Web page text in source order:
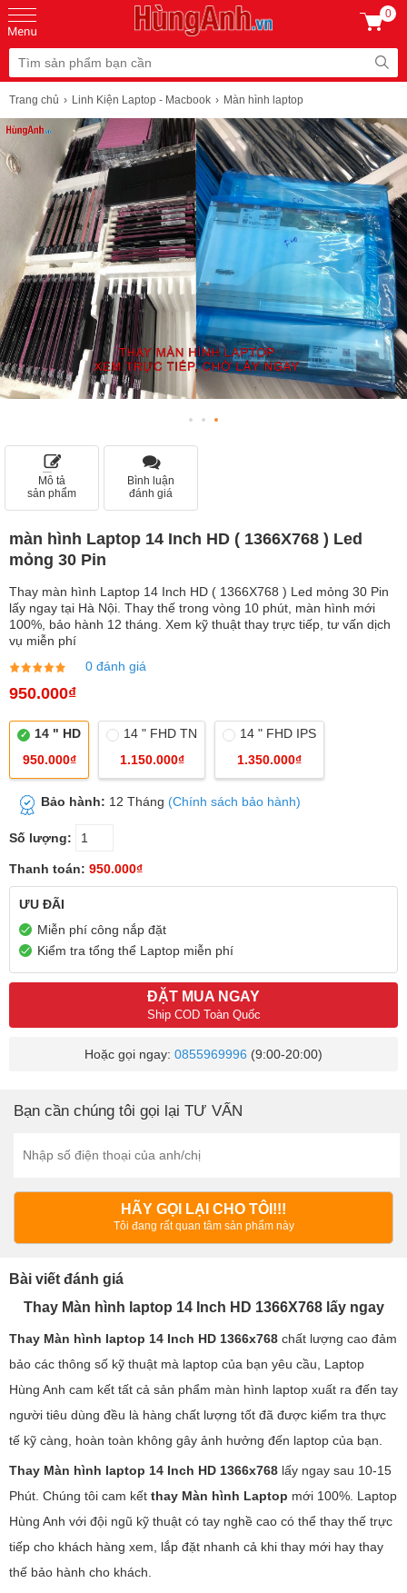
0
Trang chủ Linh Kiện Laptop - Macbook Màn hình laptop
Mô tả
sản phẩm
Bình luận
đánh giá
màn hình Laptop 14 Inch HD ( 1366X768 ) Led
mỏng 30 Pin
Thay màn hình Laptop 14 Inch HD ( 1366X768 ) Led mỏng 30 Pin
lấy ngay tại Hà Nội. Thay thế trong vòng 10 phút, màn hình mới
100%, bảo hành 12 tháng. Xem kỹ thuật thay trực tiếp, tư vấn dịch
vụ miễn phí
0 đánh giá
950.000₫
14 " HD
950.000₫
14 " FHD TN
1.150.000₫
14 " FHD IPS
1.350.000₫
Bảo hành: 12 Tháng (Chính sách bảo hành)
Số lượng:
Thanh toán: 950.000₫
ƯU ĐÃI
Miễn phí công nắp đặt
Kiểm tra tổng thể Laptop miễn phí
ĐẶT MUA NGAY
Ship COD Toàn Quốc
Hoặc gọi ngay: 0855969996 (9:00-20:00)
Bạn cần chúng tôi gọi lại TƯ VẤN
HÃY GỌI LẠI CHO TÔI!!!
Tôi đang rất quan tâm sản phẩm này
Bài viết đánh giá
Thay Màn hình laptop 14 Inch HD 1366X768 lấy ngay
Thay Màn hình laptop 14 Inch HD 1366x768 chất lượng cao đảm
bảo các thông số kỹ thuật mà laptop của bạn yêu cầu, Laptop
Hùng Anh cam kết tất cả sản phẩm màn hình laptop xuất ra đến tay
người tiêu dùng đều là hàng chất lượng tốt đã được kiểm tra thực
tế kỹ càng, hoàn toàn không gây ảnh hưởng đến laptop của bạn.
Thay Màn hình laptop 14 Inch HD 1366x768 lấy ngay sau 10-15
Phút. Chúng tôi cam kết thay Màn hình Laptop mới 100%. Laptop
Hùng Anh với đội ngũ kỹ thuật có tay nghề cao có thể thay thế trực
tiếp cho khách hàng xem, lắp đặt nhanh cả khi thay mới hay thay
thế bảo hành cho khách.